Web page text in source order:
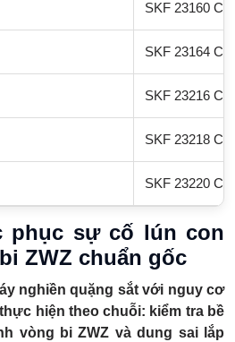
SKF 23160
SKF 23164
SKF 23216
SKF 23218
SKF 23220
phục sự cố lún con
ZWZ chuẩn gốc
nghiền quặng sắt với nguy cơ
hiện theo chuỗi: kiểm tra bề
vòng bi ZWZ và dung sai lắp